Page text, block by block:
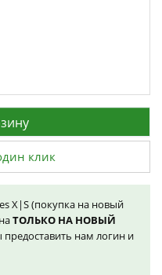
клик
X|S (покупка на новый
ТОЛЬКО НА НОВЫЙ
нам логин и